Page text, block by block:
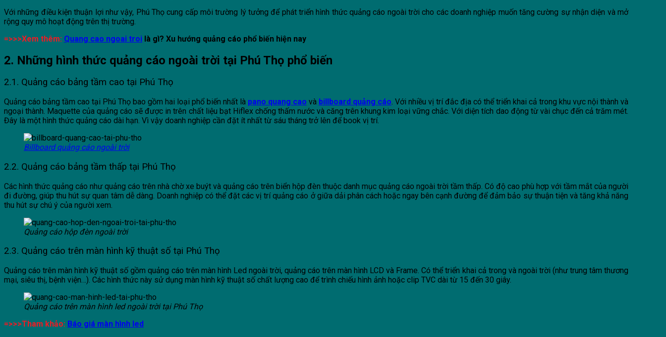
Với những điều kiện thuận lợi như vậy, Phú Thọ cung cấp môi trường lý tưởng để phát triển hình thức quảng cáo ngoài trời cho các doanh nghiệp muốn tăng cường sự nhận diện và mở
rộng quy mô hoạt động trên thị trường.
=>>>Xem thêm: Quang cao ngoai troi là gì? Xu hướng quảng cáo phổ biến hiện nay
2. Những hình thức quảng cáo ngoài trời tại Phú Thọ phổ biến
2.1. Quảng cáo bảng tầm cao tại Phú Thọ
Quảng cáo bảng tầm cao tại Phú Thọ bao gồm hai loại phổ biến nhất là pano quang cao và billboard quảng cáo. Với nhiều vị trí đắc địa có thể triển khai cả trong khu vực nội thành và
ngoại thành. Maquette của quảng cáo sẽ được in trên chất liệu bạt Hiflex chống thấm nước và căng trên khung kim loại vững chắc. Với diện tích dao động từ vài chục đến cả trăm mét.
Đây là một hình thức quảng cáo dài hạn. Vì vậy doanh nghiệp cần đặt ít nhất từ sáu tháng trở lên để book vị trí.
Billboard quảng cáo ngoài trời
2.2. Quảng cáo bảng tầm thấp tại Phú Thọ
Các hình thức quảng cáo như quảng cáo trên nhà chờ xe buýt và quảng cáo trên biển hộp đèn thuộc danh mục quảng cáo ngoài trời tầm thấp. Có độ cao phù hợp với tầm mắt của người
đi đường, giúp thu hút sự quan tâm dễ dàng. Doanh nghiệp có thể đặt các vị trí quảng cáo ở giữa dải phân cách hoặc ngay bên cạnh đường để đảm bảo sự thuận tiện và tăng khả năng
thu hút sự chú ý của người xem.
Quảng cáo hộp đèn ngoài trời
2.3. Quảng cáo trên màn hình kỹ thuật số tại Phú Thọ
Quảng cáo trên màn hình kỹ thuật số gồm quảng cáo trên màn hình Led ngoài trời, quảng cáo trên màn hình LCD và Frame. Có thể triển khai cả trong và ngoài trời (như trung tâm thương
mại, siêu thị, bệnh viện…). Các hình thức này sử dụng màn hình kỹ thuật số chất lượng cao để trình chiếu hình ảnh hoặc clip TVC dài từ 15 đến 30 giây.
Quảng cáo trên màn hình led ngoài trời tại Phú Thọ
=>>>Tham khảo: Báo giá màn hình led